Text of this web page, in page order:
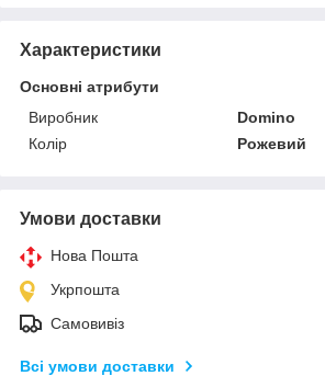
Характеристики
Основні атрибути
Виробник
Domino
Колір
Рожевий
Умови доставки
Нова Пошта
Укрпошта
Самовивіз
Всі умови доставки